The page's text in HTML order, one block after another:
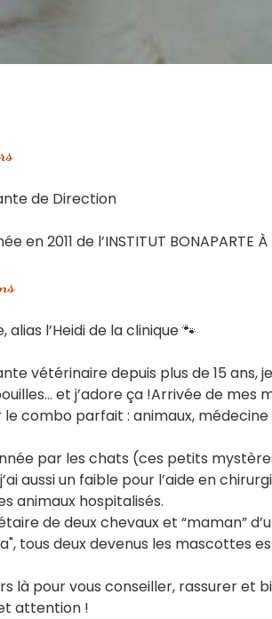
de Direction
en 2011 de l’INSTITUT BONAPARTE
alias l’Heidi de la clinique 🐾
vétérinaire depuis plus de 15 ans,
et j’adore ça !Arrivée de mes
combo parfait : animaux,
par les chats (ces petits
j’ai aussi un faible pour l’aide en
animaux hospitalisés.
de deux chevaux et “maman”
tous deux devenus les mascottes
là pour vous conseiller, rassurer et
attention !